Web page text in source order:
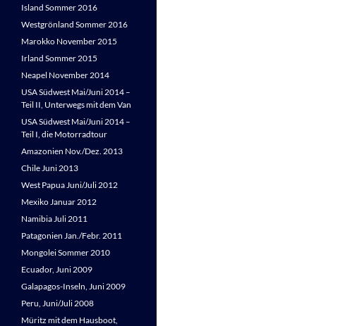
Island Sommer 2016
Westgrönland Sommer 2016
Marokko November 2015
Irland Sommer 2015
Neapel November 2014
USA Südwest Mai/Juni 2014 –
Teil II, Unterwegs mit dem Van
USA Südwest Mai/Juni 2014 –
Teil I, die Motorradtour
Amazonien Nov./Dez. 2013
Chile Juni 2013
West Papua Juni/Juli 2012
Mexiko Januar 2012
Namibia Juli 2011
Patagonien Jan./Febr. 2011
Mongolei Sommer 2010
Ecuador, Juni 2009
Galapagos-Inseln, Juni 2009
Peru, Juni/Juli 2008
Müritz mit dem Hausboot,